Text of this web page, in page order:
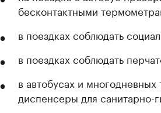
бесконтактными
в поездках соблюдать
в поездках соблюдать
в автобусах и
диспенсеры для санитарно-